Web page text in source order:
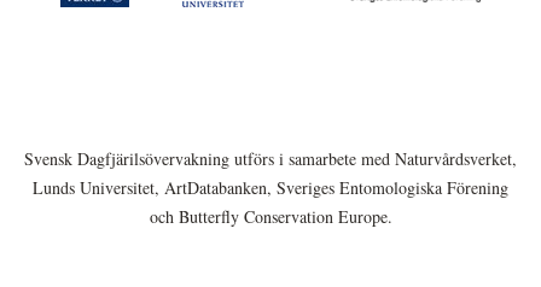
Svensk Dagfjärilsövervakning utförs i samarbete med Naturvårdsverket,
Lunds Universitet, ArtDatabanken, Sveriges Entomologiska Förening
och Butterfly Conservation Europe.